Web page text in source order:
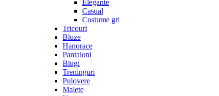
Elegante
Casual
Costume gri
Tricouri
Bluze
Hanorace
Pantaloni
Blugi
Treninguri
Pulovere
Malete